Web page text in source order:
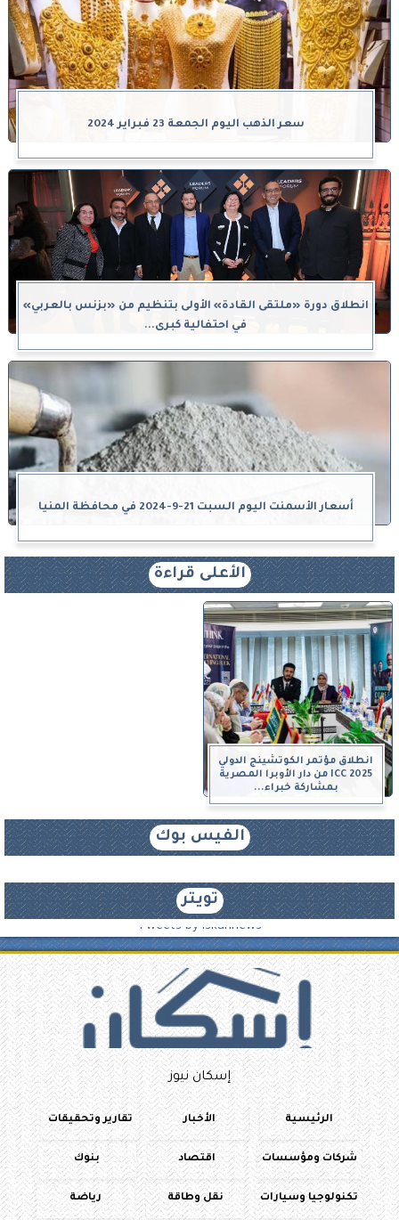
سعر الذهب اليوم الجمعة 23 فبراير 2024
انطلاق دورة «ملتقى القادة» الأولى بتنظيم من «بزنس بالعربي»
في احتفالية كبرى...
أسعار الأسمنت اليوم السبت 21-9-2024 في محافظة المنيا
الأعلى قراءة
انطلاق مؤتمر الكوتشينج الدولي
ICC 2025 من دار الأوبرا المصرية
بمشاركة خبراء...
الفيس بوك
تويتر
Tweets by iskannews
إسكان نيوز
الرئيسية الأخبار تقارير وتحقيقات
شركات ومؤسسات اقتصاد بنوك
تكنولوجيا وسيارات نقل وطاقة رياضة